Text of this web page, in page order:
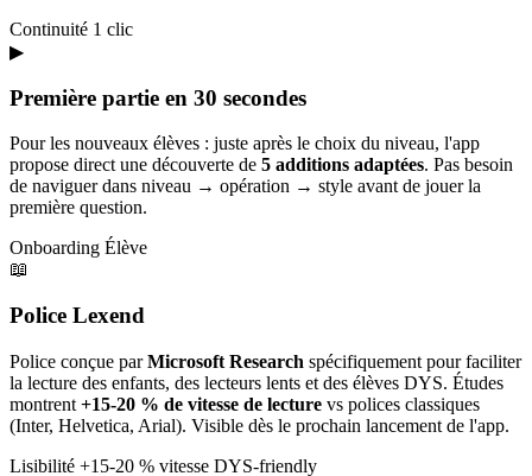
Continuité 1 clic
▶
Première partie en 30 secondes
Pour les nouveaux élèves : juste après le choix du niveau, l'app
propose direct une découverte de 5 additions adaptées. Pas besoin
de naviguer dans niveau → opération → style avant de jouer la
première question.
Onboarding Élève
📖
Police Lexend
Police conçue parMicrosoft Research spécifiquement pour faciliter
la lecture des enfants, des lecteurs lents et des élèves DYS. Études
montrent +15-20 % de vitesse de lecture vs polices classiques
(Inter, Helvetica, Arial). Visible dès le prochain lancement de l'app.
Lisibilité +15-20 % vitesse DYS-friendly